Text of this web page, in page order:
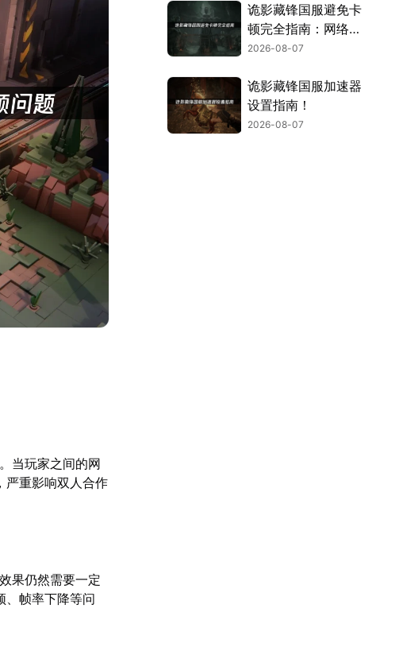
当玩家之间的网
严重影响双人合作
果仍然需要一定
、帧率下降等问
诡影藏锋国服避免卡
顿完全指南：网络优
化与解决技巧！
2026-08-07
诡影藏锋国服加速器
设置指南！
2026-08-07